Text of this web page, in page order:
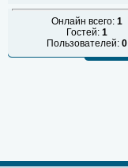
Онлайн всего: 1
Гостей: 1
Пользователей: 0